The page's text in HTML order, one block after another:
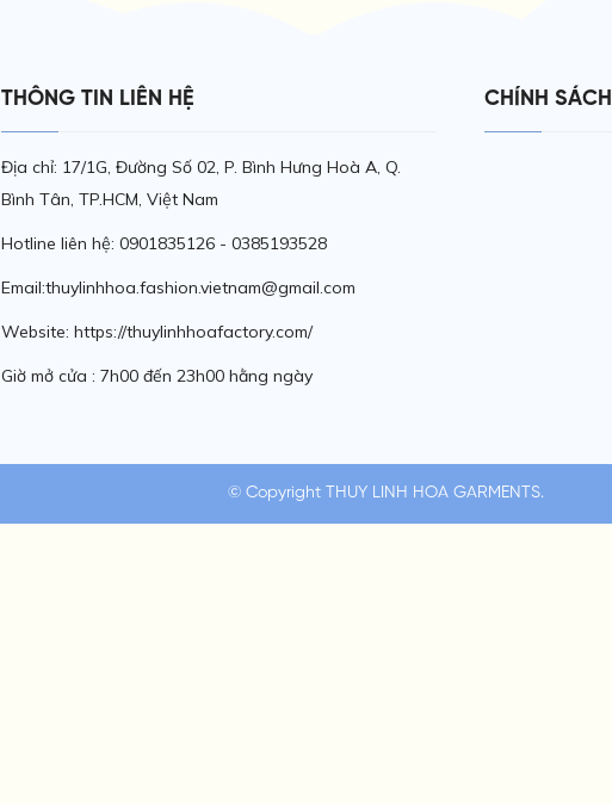
THÔNG TIN LIÊN HỆ
Địa chỉ: 17/1G, Đường Số 02, P. Bình Hưng Hoà A, Q.
Bình Tân, TP.HCM, Việt Nam
Hotline liên hệ: 0901835126 - 0385193528
Email:thuylinhhoa.fashion.vietnam@gmail.com
Website: https://thuylinhhoafactory.com/
Giờ mở cửa : 7h00 đến 23h00 hằng ngày
CHÍNH SÁCH
© Copyright THUY LINH HOA GARMENTS.